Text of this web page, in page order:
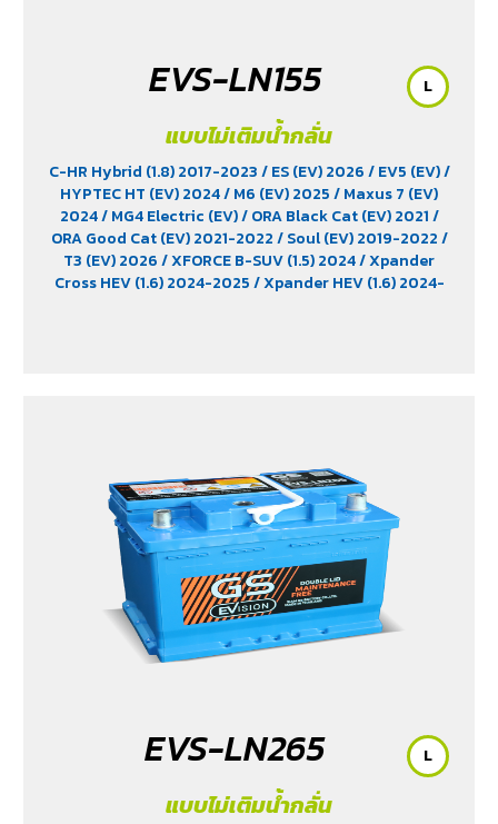
EVS-LN155
แบบไม่เติมน้ำกลั่น
C-HR Hybrid (1.8) 2017-2023/ ES (EV) 2026/ EV5 (EV)/
HYPTEC HT (EV) 2024/ M6 (EV) 2025/ Maxus 7 (EV)
2024/ MG4 Electric (EV)/ ORA Black Cat (EV) 2021/
ORA Good Cat (EV) 2021-2022/ Soul (EV) 2019-2022/
T3 (EV) 2026/ XFORCE B-SUV (1.5) 2024/ Xpander
Cross HEV (1.6) 2024-2025/ Xpander HEV (1.6) 2024-
L
EVS-LN265
แบบไม่เติมน้ำกลั่น
L